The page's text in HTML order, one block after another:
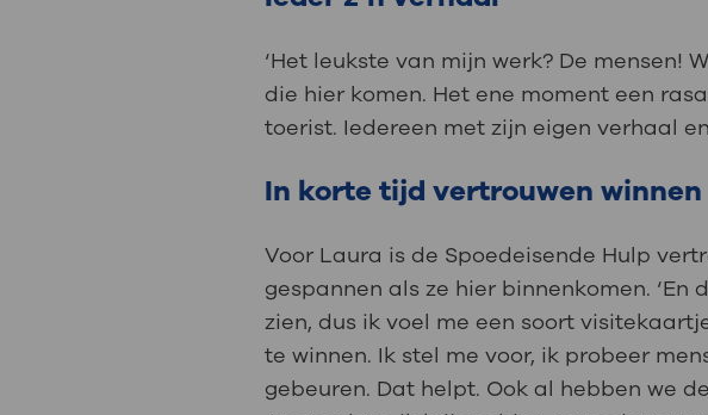
‘Het leukste van mijn werk? De
die hier komen. Het ene moment een
toerist. Iedereen met zijn eigen verhaal
In korte tijd vertrouwen winnen
Voor Laura is de Spoedeisende Hulp
gespannen als ze hier binnenkomen.
zien, dus ik voel me een soort
te winnen. Ik stel me voor, ik probeer
gebeuren. Dat helpt. Ook al hebben we